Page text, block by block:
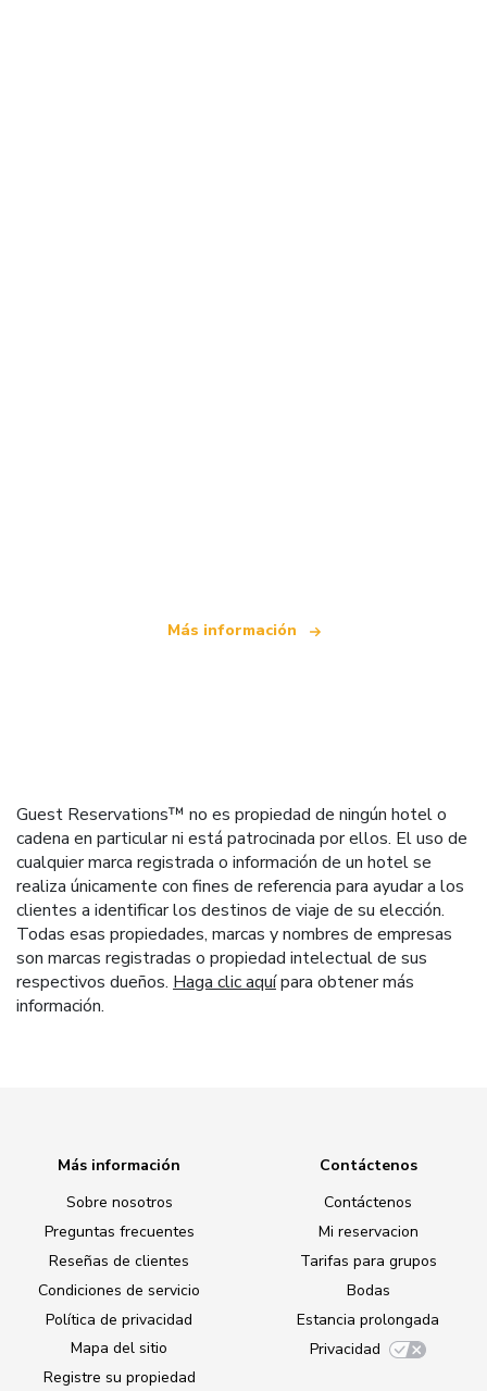
Más información
Guest Reservations™ no es propiedad de ningún hotel o
cadena en particular ni está patrocinada por ellos. El uso de
cualquier marca registrada o información de un hotel se
realiza únicamente con fines de referencia para ayudar a los
clientes a identificar los destinos de viaje de su elección.
Todas esas propiedades, marcas y nombres de empresas
son marcas registradas o propiedad intelectual de sus
respectivos dueños. Haga clic aquípara obtener más
información.
Más información
Sobre nosotros
Preguntas frecuentes
Reseñas de clientes
Condiciones de servicio
Política de privacidad
Mapa del sitio
Registre su propiedad
Contáctenos
Contáctenos
Mi reservacion
Tarifas para grupos
Bodas
Estancia prolongada
Privacidad